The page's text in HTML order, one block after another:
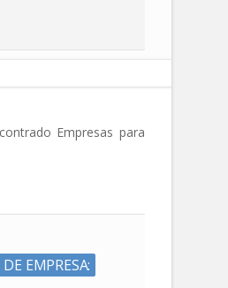
Empresas para
EMPRESA: